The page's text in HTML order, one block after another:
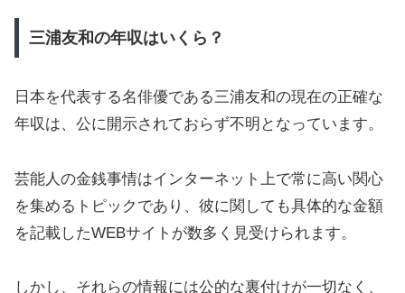
三浦友和の年収はいくら？
日本を代表する名俳優である三浦友和の現在の正確な
年収は、公に開示されておらず不明となっています。
芸能人の金銭事情はインターネット上で常に高い関心
を集めるトピックであり、彼に関しても具体的な金額
を記載したWEBサイトが数多く見受けられます。
しかし、それらの情報には公的な裏付けが一切なく、